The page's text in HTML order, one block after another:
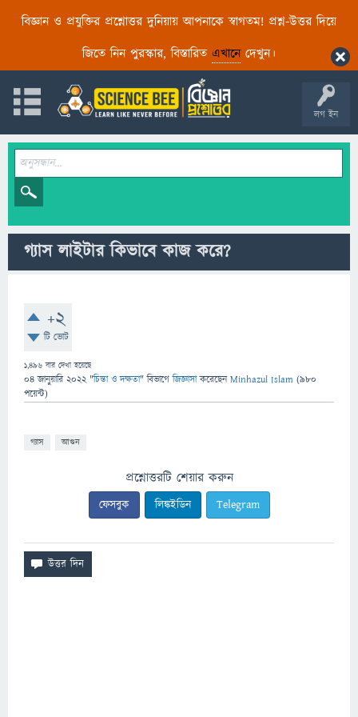
বিজ্ঞান ও প্রযুক্তির প্রশ্নোত্তর দুনিয়ায় আপনাকে স্বাগতম! প্রশ্ন-উত্তর দিয়ে
জিতে নিন পুরস্কার, বিস্তারিত এখানেদেখুন।
লগ ইন
গ্যাস লাইটার কিভাবে কাজ করে?
+2
টি ভোট
1,496 বার দেখা হয়েছে
04 জানুয়ারি 2022 "চিন্তা ও দক্ষতা" বিভাগে জিজ্ঞাসাকরেছেনMinhazul Islam (980
পয়েন্ট)
গ্যাস আগুন
প্রশ্নোত্তরটি শেয়ার করুন
ফেসবুক লিঙ্কইডিন Telegram